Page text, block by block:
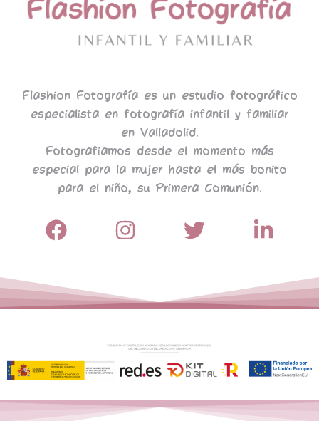
Flashion Fotografía es un estudio fotográfico
especialista en fotografía infantil y familiar
en Valladolid.
Fotografiamos desde el momento más
especial para la mujer hasta el más bonito
para el niño, su Primera Comunión.